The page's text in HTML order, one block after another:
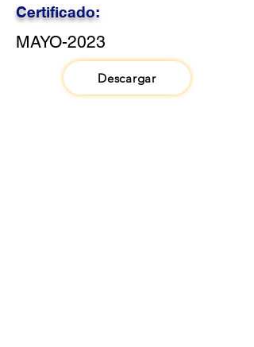
Certificado:
MAYO-2023
Descargar